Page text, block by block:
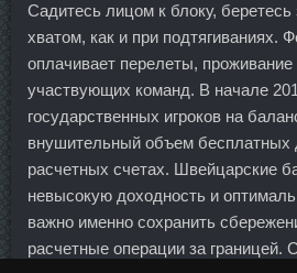
Садитесь лицом к блоку, беретесь
хватом, как и при подтягиваниях.
оплачивает перелеты, проживание
участвующих команд. В начале
государственных игроков на
внушительный объем бесплатных
расчетных счетах. Швейцарские
невысокую доходность и
важно именно сохранить
расчетные операции за границей.